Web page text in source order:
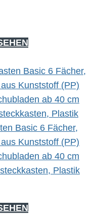
Basic 6 Fächer,
Kunststoff (PP)
ab 40 cm
Plastik